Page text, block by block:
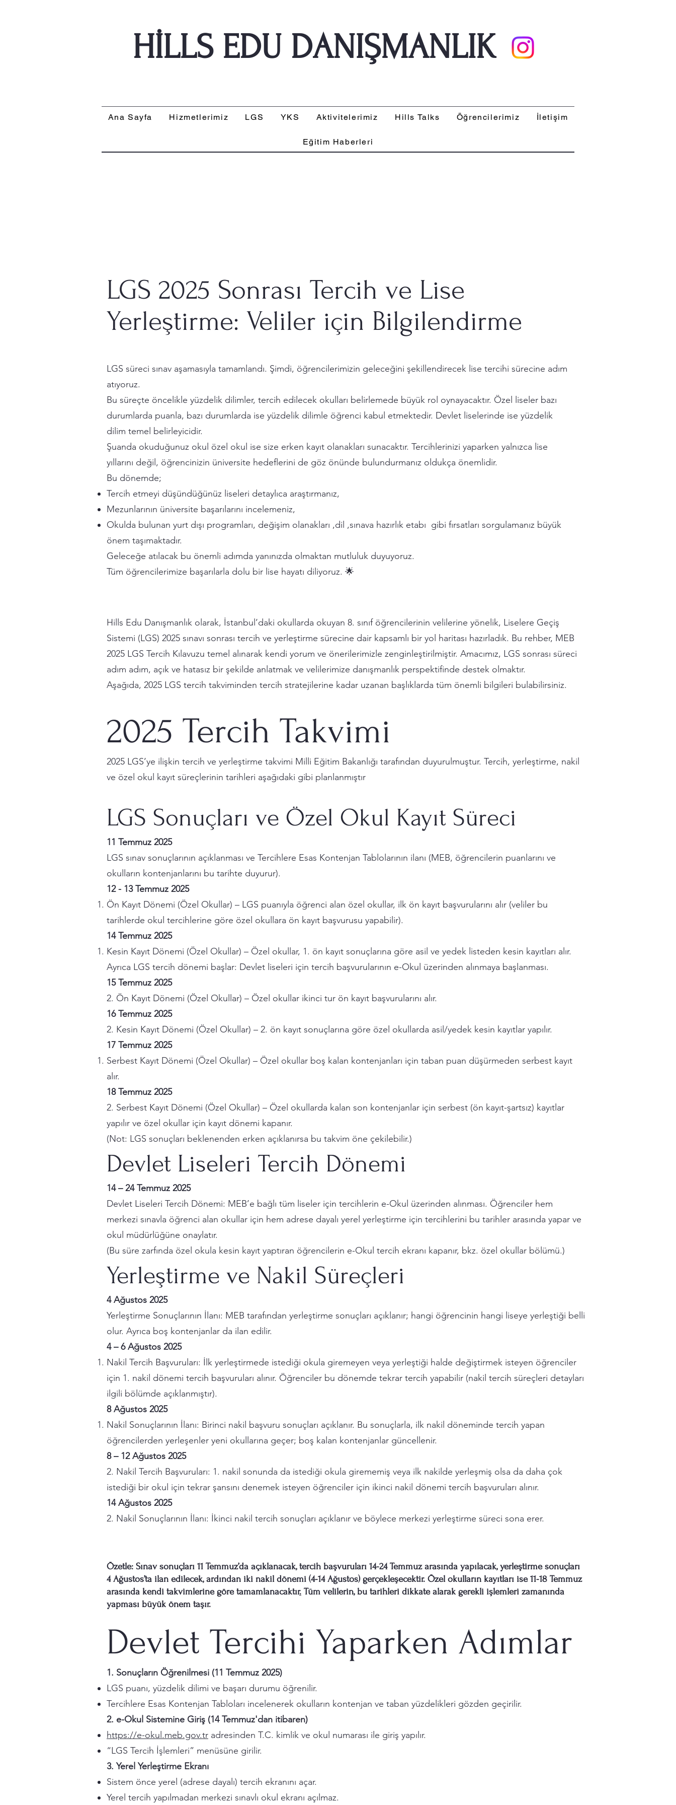
HİLLS EDU DANIŞMANLIK
Ana Sayfa Hizmetlerimiz LGS YKS Aktivitelerimiz Hills Talks Öğrencilerimiz İletişim
Eğitim Haberleri
LGS 2025 Sonrası Tercih ve Lise
Yerleştirme: Veliler için Bilgilendirme
LGS süreci sınav aşamasıyla tamamlandı. Şimdi, öğrencilerimizin geleceğini şekillendirecek lise tercihi sürecine adım
atıyoruz.
Bu süreçte öncelikle yüzdelik dilimler, tercih edilecek okulları belirlemede büyük rol oynayacaktır. Özel liseler bazı
durumlarda puanla, bazı durumlarda ise yüzdelik dilimle öğrenci kabul etmektedir. Devlet liselerinde ise yüzdelik
dilim temel belirleyicidir.
Şuanda okuduğunuz okul özel okul ise size erken kayıt olanakları sunacaktır. Tercihlerinizi yaparken yalnızca lise
yıllarını değil, öğrencinizin üniversite hedeflerini de göz önünde bulundurmanız oldukça önemlidir.
Bu dönemde;
Tercih etmeyi düşündüğünüz liseleri detaylıca araştırmanız,
Mezunlarının üniversite başarılarını incelemeniz,
Okulda bulunan yurt dışı programları, değişim olanakları ,dil ,sınava hazırlık etabı gibi fırsatları sorgulamanız büyük
önem taşımaktadır.
Geleceğe atılacak bu önemli adımda yanınızda olmaktan mutluluk duyuyoruz.
Tüm öğrencilerimize başarılarla dolu bir lise hayatı diliyoruz. 🌟
Hills Edu Danışmanlık olarak, İstanbul’daki okullarda okuyan 8. sınıf öğrencilerinin velilerine yönelik, Liselere Geçiş
Sistemi (LGS) 2025 sınavı sonrası tercih ve yerleştirme sürecine dair kapsamlı bir yol haritası hazırladık. Bu rehber, MEB
2025 LGS Tercih Kılavuzu temel alınarak kendi yorum ve önerilerimizle zenginleştirilmiştir. Amacımız, LGS sonrası süreci
adım adım, açık ve hatasız bir şekilde anlatmak ve velilerimize danışmanlık perspektifinde destek olmaktır.
Aşağıda, 2025 LGS tercih takviminden tercih stratejilerine kadar uzanan başlıklarda tüm önemli bilgileri bulabilirsiniz.
2025 Tercih Takvimi
2025 LGS’ye ilişkin tercih ve yerleştirme takvimi Milli Eğitim Bakanlığı tarafından duyurulmuştur. Tercih, yerleştirme, nakil
ve özel okul kayıt süreçlerinin tarihleri aşağıdaki gibi planlanmıştır
LGS Sonuçları ve Özel Okul Kayıt Süreci
11 Temmuz 2025
LGS sınav sonuçlarının açıklanması ve Tercihlere Esas Kontenjan Tablolarının ilanı (MEB, öğrencilerin puanlarını ve
okulların kontenjanlarını bu tarihte duyurur).
12 - 13 Temmuz 2025
Ön Kayıt Dönemi (Özel Okullar) – LGS puanıyla öğrenci alan özel okullar, ilk ön kayıt başvurularını alır (veliler bu
tarihlerde okul tercihlerine göre özel okullara ön kayıt başvurusu yapabilir).
14 Temmuz 2025
Kesin Kayıt Dönemi (Özel Okullar) – Özel okullar, 1. ön kayıt sonuçlarına göre asil ve yedek listeden kesin kayıtları alır.
Ayrıca LGS tercih dönemi başlar: Devlet liseleri için tercih başvurularının e-Okul üzerinden alınmaya başlanması.
15 Temmuz 2025
2. Ön Kayıt Dönemi (Özel Okullar) – Özel okullar ikinci tur ön kayıt başvurularını alır.
16 Temmuz 2025
2. Kesin Kayıt Dönemi (Özel Okullar) – 2. ön kayıt sonuçlarına göre özel okullarda asil/yedek kesin kayıtlar yapılır.
17 Temmuz 2025
Serbest Kayıt Dönemi (Özel Okullar) – Özel okullar boş kalan kontenjanları için taban puan düşürmeden serbest kayıt
alır.
18 Temmuz 2025
2. Serbest Kayıt Dönemi (Özel Okullar) – Özel okullarda kalan son kontenjanlar için serbest (ön kayıt-şartsız) kayıtlar
yapılır ve özel okullar için kayıt dönemi kapanır.
(Not: LGS sonuçları beklenenden erken açıklanırsa bu takvim öne çekilebilir.)
Devlet Liseleri Tercih Dönemi
14 – 24 Temmuz 2025
Devlet Liseleri Tercih Dönemi: MEB’e bağlı tüm liseler için tercihlerin e-Okul üzerinden alınması. Öğrenciler hem
merkezi sınavla öğrenci alan okullar için hem adrese dayalı yerel yerleştirme için tercihlerini bu tarihler arasında yapar ve
okul müdürlüğüne onaylatır.
(Bu süre zarfında özel okula kesin kayıt yaptıran öğrencilerin e-Okul tercih ekranı kapanır, bkz. özel okullar bölümü.)
Yerleştirme ve Nakil Süreçleri
4 Ağustos 2025
Yerleştirme Sonuçlarının İlanı: MEB tarafından yerleştirme sonuçları açıklanır; hangi öğrencinin hangi liseye yerleştiği belli
olur. Ayrıca boş kontenjanlar da ilan edilir.
4 – 6 Ağustos 2025
Nakil Tercih Başvuruları: İlk yerleştirmede istediği okula giremeyen veya yerleştiği halde değiştirmek isteyen öğrenciler
için 1. nakil dönemi tercih başvuruları alınır. Öğrenciler bu dönemde tekrar tercih yapabilir (nakil tercih süreçleri detayları
ilgili bölümde açıklanmıştır).
8 Ağustos 2025
Nakil Sonuçlarının İlanı: Birinci nakil başvuru sonuçları açıklanır. Bu sonuçlarla, ilk nakil döneminde tercih yapan
öğrencilerden yerleşenler yeni okullarına geçer; boş kalan kontenjanlar güncellenir.
8 – 12 Ağustos 2025
2. Nakil Tercih Başvuruları: 1. nakil sonunda da istediği okula girememiş veya ilk nakilde yerleşmiş olsa da daha çok
istediği bir okul için tekrar şansını denemek isteyen öğrenciler için ikinci nakil dönemi tercih başvuruları alınır.
14 Ağustos 2025
2. Nakil Sonuçlarının İlanı: İkinci nakil tercih sonuçları açıklanır ve böylece merkezi yerleştirme süreci sona erer.
Özetle: Sınav sonuçları 11 Temmuz’da açıklanacak, tercih başvuruları 14-24 Temmuz arasında yapılacak, yerleştirme sonuçları
4 Ağustos’ta ilan edilecek, ardından iki nakil dönemi (4-14 Ağustos) gerçekleşecektir. Özel okulların kayıtları ise 11-18 Temmuz
arasında kendi takvimlerine göre tamamlanacaktır. Tüm velilerin, bu tarihleri dikkate alarak gerekli işlemleri zamanında
yapması büyük önem taşır.
Devlet Tercihi Yaparken Adımlar
1. Sonuçların Öğrenilmesi (11 Temmuz 2025)
LGS puanı, yüzdelik dilimi ve başarı durumu öğrenilir.
Tercihlere Esas Kontenjan Tabloları incelenerek okulların kontenjan ve taban yüzdelikleri gözden geçirilir.
2. e-Okul Sistemine Giriş (14 Temmuz'dan itibaren)
https://e-okul.meb.gov.tr adresinden T.C. kimlik ve okul numarası ile giriş yapılır.
“LGS Tercih İşlemleri” menüsüne girilir.
3. Yerel Yerleştirme Ekranı
Sistem önce yerel (adrese dayalı) tercih ekranını açar.
Yerel tercih yapılmadan merkezi sınavlı okul ekranı açılmaz.